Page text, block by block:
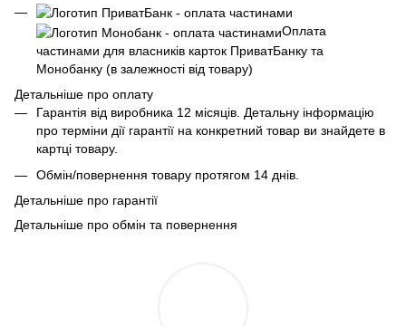
Оплата
частинами для власників карток ПриватБанку та
Монобанку (в залежності від товару)
Детальніше про оплату
Гарантія від виробника 12 місяців. Детальну інформацію
про терміни дії гарантії на конкретний товар ви знайдете в
картці товару.
Обмін/повернення товару протягом 14 днів.
Детальніше про гарантії
Детальніше про обмін та повернення